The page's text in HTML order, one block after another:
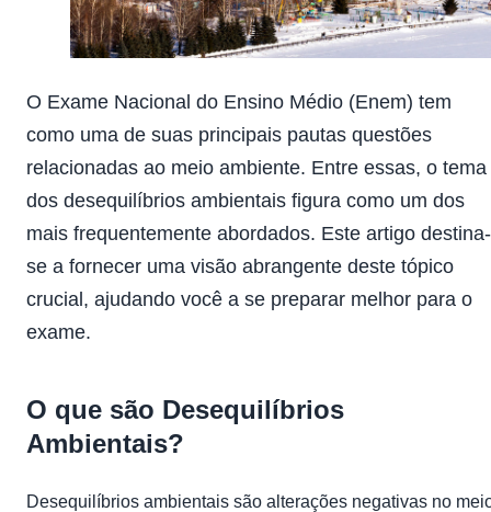
O Exame Nacional do Ensino Médio (Enem) tem
como uma de suas principais pautas questões
relacionadas ao meio ambiente. Entre essas, o tema
dos desequilíbrios ambientais figura como um dos
mais frequentemente abordados. Este artigo destina-
se a fornecer uma visão abrangente deste tópico
crucial, ajudando você a se preparar melhor para o
exame.
O que são Desequilíbrios
Ambientais?
Desequilíbrios ambientais são alterações negativas no